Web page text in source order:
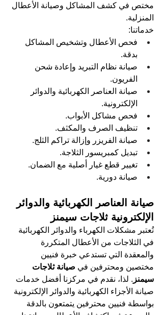
مختص في كشف المشاكل وصيانة الأعطال
المنزلية.
خدماتنا:
فحص الأعطال وتشخيص المشاكل
بدقة.
صيانة نظام التبريد وإعادة شحن
الفريون.
صيانة العناصر الكهربائية والدوائر
الإلكترونية.
فحص مشاكل الأبواب.
تنظيف الصرف والمكثف.
صيانة الفريزر وإزالة تراكم الثلج.
تبديل كمبريسور الثلاجة.
تغيير قطع غيار أصلية مع الضمان.
صيانة دورية.
صيانة العناصر الكهربائية والدوائر
الإلكترونية ثلاجات سيمنز
تُعتبر مشكلات الكهرباء والدوائر الكهربائية
في الثلاجات من الأعطال المتكررة
والمعقدة التي تستدعي خبرة فنيين
مختصين ومحترفين في صيانة ثلاجات
سيمنز . لذا، نقدم في مركزنا أفضل خدمات
صيانة الأجزاء الكهربائية والدوائر الإلكترونية
بواسطة فنيين محترفين يتمتعون بالدقة